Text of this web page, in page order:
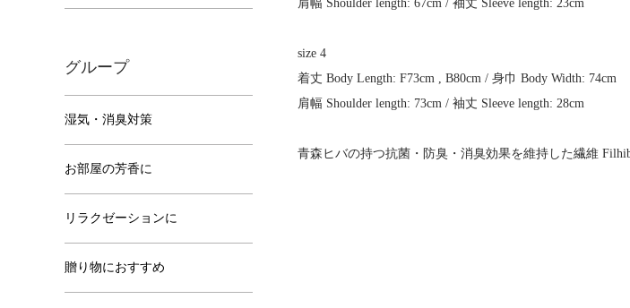
肩幅 Shoulder length: 67cm / 袖丈 Sleeve length: 23cm
size 4
着丈 Body Length: F73cm , B80cm / 身巾 Body Width: 74cm
肩幅 Shoulder length: 73cm / 袖丈 Sleeve length: 28cm
青森ヒバの持つ抗菌・防臭・消臭効果を維持した繊維
グループ
湿気・消臭対策
お部屋の芳香に
リラクゼーションに
贈り物におすすめ